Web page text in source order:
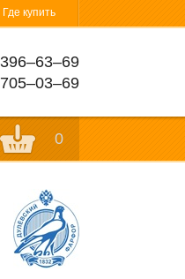
Где купить
396‒63‒69
705‒03‒69
0